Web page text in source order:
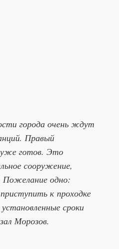
города очень ждут
Правый
уже готов. Это
сооружение,
Пожелание одно:
к проходке
сроки
Морозов.